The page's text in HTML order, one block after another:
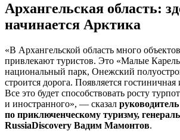
Архангельская область:
начинается Арктика
«В Архангельской область много
привлекают туристов. Это «Малые
национальный парк, Онежский
строится дорога. Появляется гостиничная
Все это будет способствовать росту
и иностранного», — сказал
по приключенческому туризму,
RussiaDiscovery Вадим Мамонтов.